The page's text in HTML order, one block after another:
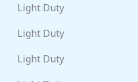
Light Duty
Light Duty
Light Duty